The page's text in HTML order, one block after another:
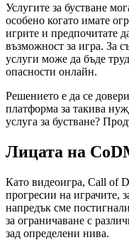
Услугите за бустване
особено когато имате
игрите и предпочитате
възможност за игра. За
услуги може да бъде
опасности онлайн.
Решението е да се
платформа за такива
услуга за бустване?
Лицата на
Като видеоигра, Call of
прогресии на играчите,
напредък сме
за ограничаване с
зад определени нива.